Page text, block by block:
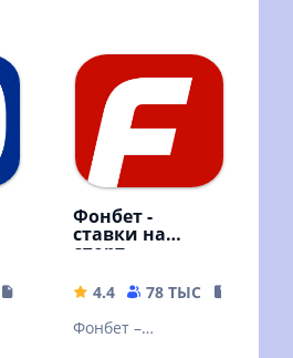
Фонбет -
ставки на
спорт
4.4 78 ТЫС
Фонбет –